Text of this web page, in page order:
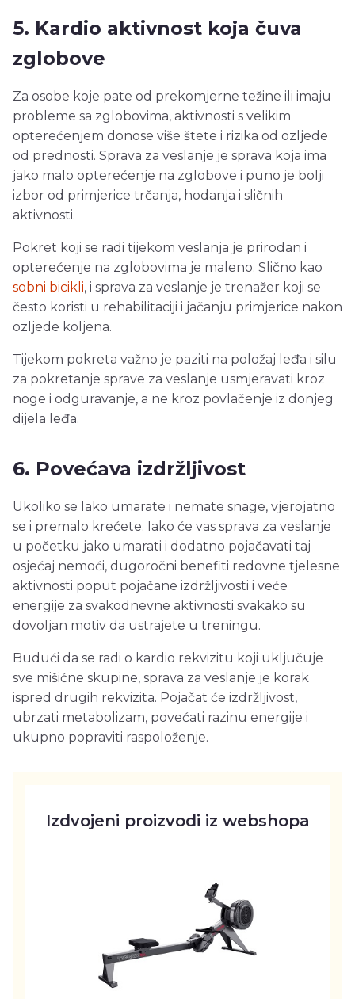
5. Kardio aktivnost koja čuva
zglobove
Za osobe koje pate od prekomjerne težine ili imaju
probleme sa zglobovima, aktivnosti s velikim
opterećenjem donose više štete i rizika od ozljede
od prednosti. Sprava za veslanje je sprava koja ima
jako malo opterećenje na zglobove i puno je bolji
izbor od primjerice trčanja, hodanja i sličnih
aktivnosti.
Pokret koji se radi tijekom veslanja je prirodan i
opterećenje na zglobovima je maleno. Slično kao
sobni bicikli, i sprava za veslanje je trenažer koji se
često koristi u rehabilitaciji i jačanju primjerice nakon
ozljede koljena.
Tijekom pokreta važno je paziti na položaj leđa i silu
za pokretanje sprave za veslanje usmjeravati kroz
noge i odguravanje, a ne kroz povlačenje iz donjeg
dijela leđa.
6. Povećava izdržljivost
Ukoliko se lako umarate i nemate snage, vjerojatno
se i premalo krećete. Iako će vas sprava za veslanje
u početku jako umarati i dodatno pojačavati taj
osjećaj nemoći, dugoročni benefiti redovne tjelesne
aktivnosti poput pojačane izdržljivosti i veće
energije za svakodnevne aktivnosti svakako su
dovoljan motiv da ustrajete u treningu.
Budući da se radi o kardio rekvizitu koji uključuje
sve mišićne skupine, sprava za veslanje je korak
ispred drugih rekvizita. Pojačat će izdržljivost,
ubrzati metabolizam, povećati razinu energije i
ukupno popraviti raspoloženje.
Izdvojeni proizvodi iz webshopa